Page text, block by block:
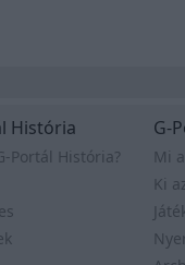
História
Portál História?
G-
Mi
Ki